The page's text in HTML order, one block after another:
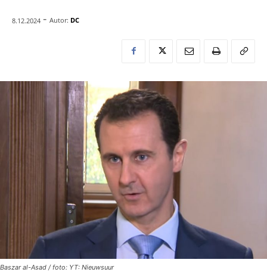
8.12.2024 - Autor: DC
Baszar al-Asad / foto: YT: Nieuwsuur